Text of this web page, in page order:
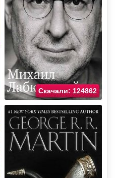
Скачали: 124862